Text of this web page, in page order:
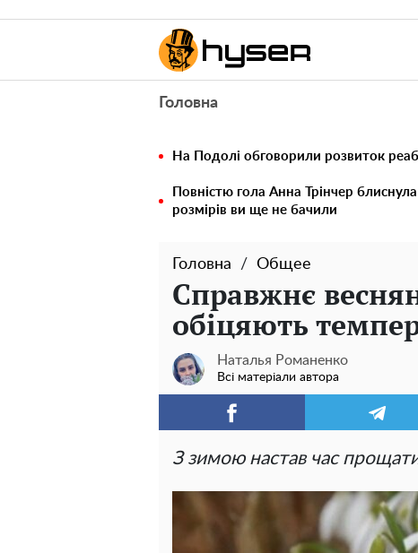
Головна
На Подолі обговорили розвиток
Повністю гола Анна Трінчер
розмірів ви ще не бачили
Головна Общее
Справжнє
обіцяють
Наталья Романенко
Всі матеріали автора
З зимою настав час